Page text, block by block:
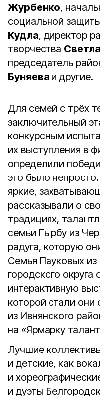
Журбенко,
социальной
Кудла, директор
творчества
председатель
Буняева и другие.
Для семей с трёх
заключительный
конкурсным
их выступления в
определили
это было
яркие,
рассказывали о
традициях,
семьи Гырбу из
радуга, которую
Семья Пауковых из
городского округа
интерактивную
которой стали
из Ивнянского
на «Ярмарку
Лучшие
и детские, как
и
и дуэты